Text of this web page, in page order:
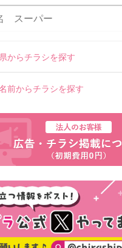
からチラシを探す
前からチラシを探す